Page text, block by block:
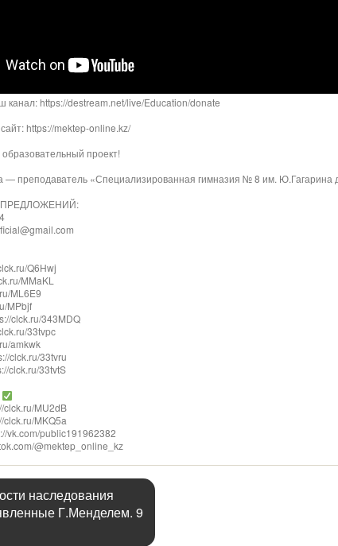
канал: https://destream.net/live/Education/donate
https://mektep-online.kz/
проект!
— преподаватель «Специализированная гимназия № 8 им. Ю.Гагарина
Q6Hwj
MMaKL
ML6E9
MPbjf
clck.ru/343MDQ
33tvpc
amkwk
clck.ru/33tvru
clck.ru/33tvtS
clck.ru/MU2dB
clck.ru/MKQ5a
vk.com/public191962382
@mektep_online_kz
наследования
Г.Менделем. 9